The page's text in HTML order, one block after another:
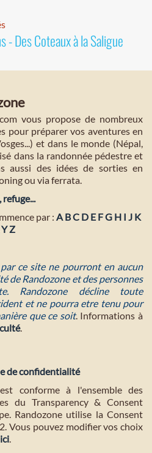
- Des Coteaux à la Saligue
vous propose de nombreux
pour préparer vos aventures en
et dans le monde (Népal,
dans la randonnée pédestre et
aussi des idées de sorties en
ou via ferrata.
refuge...
par : A BC D E FG H I J K
YZ
ce site ne pourront en aucun
de Randozone et des personnes
Randozone décline toute
et ne pourra etre tenu pour
que ce soit. Informations à
.
de confidentialité
conforme à l'ensemble des
du Transparency & Consent
Randozone utilise la Consent
Vous pouvez modifier vos choix
.